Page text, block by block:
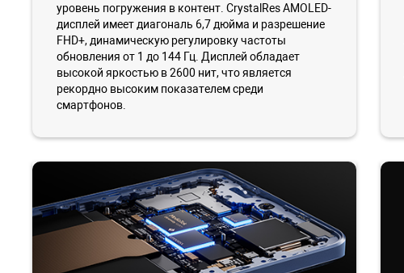
уровень погружения в контент. CrystalRes AMOLED-
дисплей имеет диагональ 6,7 дюйма и разрешение
FHD+, динамическую регулировку частоты
обновления от 1 до 144 Гц. Дисплей обладает
высокой яркостью в 2600 нит, что является
рекордно высоким показателем среди
смартфонов.